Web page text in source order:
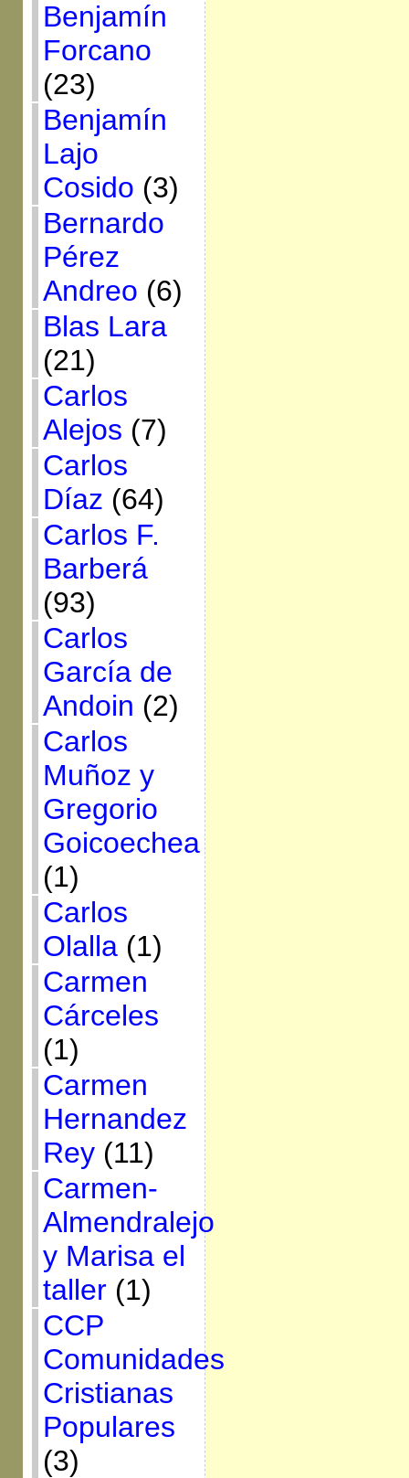
Benjamín
Forcano
(23)
Benjamín
Lajo
Cosido (3)
Bernardo
Pérez
Andreo (6)
Blas Lara
(21)
Carlos
Alejos (7)
Carlos
Díaz (64)
Carlos F.
Barberá
(93)
Carlos
García de
Andoin (2)
Carlos
Muñoz y
Gregorio
Goicoechea
(1)
Carlos
Olalla(1)
Carmen
Cárceles
(1)
Carmen
Hernandez
Rey(11)
Carmen-
Almendralejo
y Marisa el
taller(1)
CCP
Comunidades
Cristianas
Populares
(3)